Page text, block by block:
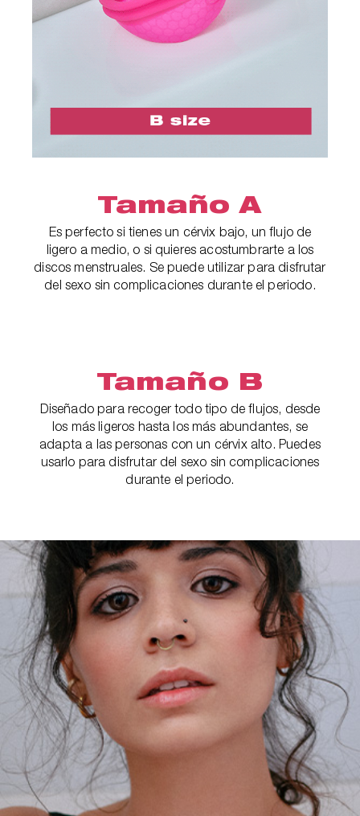
Tamaño A
Es perfecto si tienes un cérvix bajo, un flujo de
ligero a medio, o si quieres acostumbrarte a los
discos menstruales. Se puede utilizar para disfrutar
del sexo sin complicaciones durante el periodo.
Tamaño B
Diseñado para recoger todo tipo de flujos, desde
los más ligeros hasta los más abundantes, se
adapta a las personas con un cérvix alto. Puedes
usarlo para disfrutar del sexo sin complicaciones
durante el periodo.